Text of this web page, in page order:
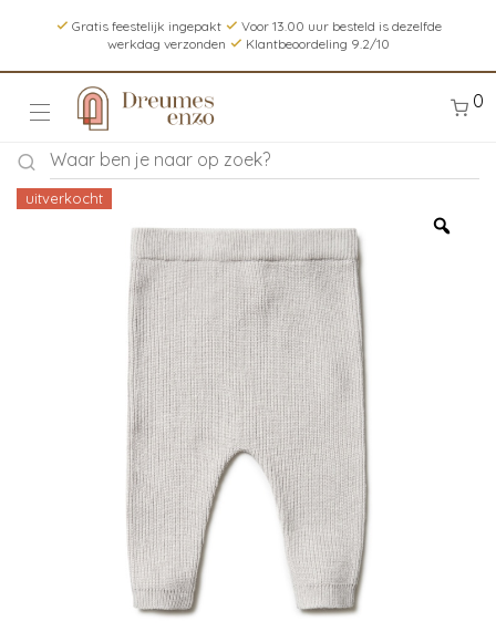
Gratis feestelijk ingepakt
Voor 13.00 uur besteld is dezelfde
werkdag verzonden
Klantbeoordeling 9.2/10
0
uitverkocht